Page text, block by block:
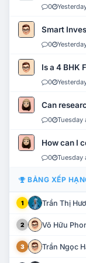
0
Smart
0
Is a 4 BHK
0
Can
0 Tuesday
How can I
0 Tuesday
BẢNG XẾP
1 Trần Thị
2 Võ Hữu
3 Trần Ngọc